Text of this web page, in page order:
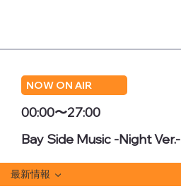
NOW ON AIR
00:00〜27:00
Bay Side Music -Night Ver.-
最新情報